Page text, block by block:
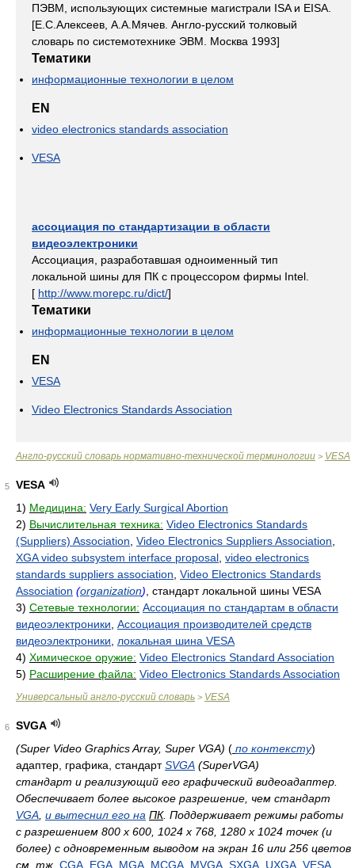
ПЭВМ, использующих системные магистрали ISA и EISA.
[Е.С.Алексеев, А.А.Мячев. Англо-русский толковый
словарь по системотехнике ЭВМ. Москва 1993]
Тематики
информационные технологии в целом
EN
video electronics standards association
VESA
ассоциация по стандартизации в области
видеоэлектроники
Ассоциация, разработавшая одноименный тип
локальной шины для ПК с процессором фирмы Intel.
[ http://www.morepc.ru/dict/]
Тематики
информационные технологии в целом
EN
VESA
Video Electronics Standards Association
Англо-русский словарь нормативно-технической терминологии > VESA
5
VESA
1) Медицина: Very Early Surgical Abortion
2) Вычислительная техника: Video Electronics Standards
(Suppliers) Association Video Electronics Suppliers Association
XGA video subsystem interface proposal video electronics
standards suppliers association Video Electronics Standards
Association (organization) , стандарт локальной шины VESA
3) Сетевые технологии: Ассоциация по стандартам в области
видеоэлектроники Ассоциация производителей средств
видеоэлектроники
локальная шина VESA
4) Химическое оружие: Video Electronics Standard Association
5) Расширение файла: Video Electronics Standards Association
Универсальный англо-русский словарь > VESA
6
SVGA
(Super Video Graphics Array, Super VGA) ( по контексту)
адаптер, графика, стандартSVGA (SuperVGA)
стандарт и реализующий его графический видеоадаптер.
Обеспечивает более высокое разрешение, чем стандарт
VGA и вытеснил его на ПК. Поддерживает режимы работы
с разрешением 800 x 600, 1024 x 768, 1280 х 1024 точек (и
более) с одновременным выводом на экран 16 или 256 цветов
см. тж. CGA EGA MGA MCGA MVGA SXGA UXGA VESA